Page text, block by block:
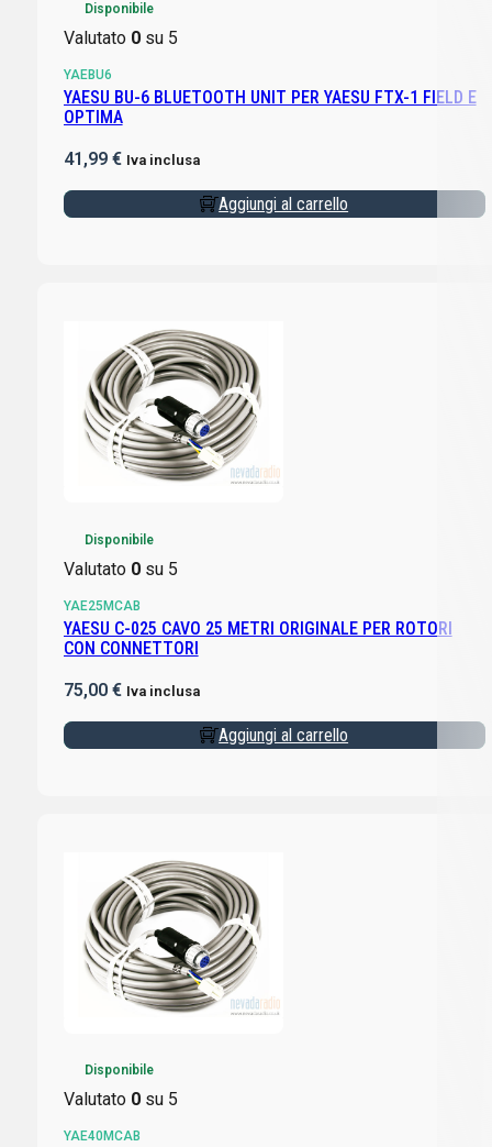
Disponibile
Valutato 0su 5
YAEBU6
YAESU BU-6 BLUETOOTH UNIT PER YAESU FTX-1 FIELD E
OPTIMA
41,99 € Iva inclusa
Aggiungi al carrello
Disponibile
Valutato 0su 5
YAE25MCAB
YAESU C-025 CAVO 25 METRI ORIGINALE PER ROTORI
CON CONNETTORI
75,00 € Iva inclusa
Aggiungi al carrello
Disponibile
Valutato 0su 5
YAE40MCAB